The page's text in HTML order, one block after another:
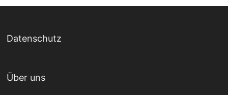
Datenschutz
Über uns